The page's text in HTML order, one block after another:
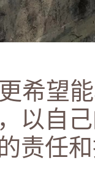
望能
以自
责任